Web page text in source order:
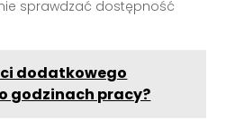
sprawdzać dostępność
dodatkowego
godzinach pracy?